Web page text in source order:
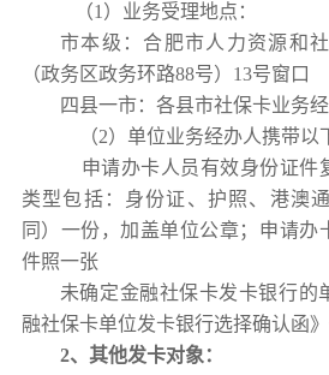
（1）业务受理地点：
市本级：合肥市人力资源和
（政务区政务环路88号）13号窗口
四县一市：各县市社保卡业务
（2）单位业务经办人携带以
申请办卡人员有效身份证件
类型包括：身份证、护照、港澳
同）一份，加盖单位公章；申请办
件照一张
未确定金融社保卡发卡银行的
融社保卡单位发卡银行选择确认函
2、 其他发卡对象：